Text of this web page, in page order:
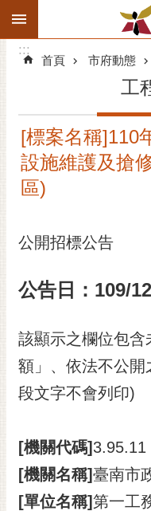
跳到主要內容區塊
搜
階
精彩府城
市府動態
市政資訊
市民互動
黃
偉
螢
光
花
泉
:::
:::
首頁 市府動態
工
[標案名稱]110
設施維護及搶
區)
公開招標公告
公告日：109/
該顯示之欄位包含
額」、依法不公
段文字不會列印)
[機關代碼] 3.95.11
[機關名稱]臺南市
[單位名稱]第一工